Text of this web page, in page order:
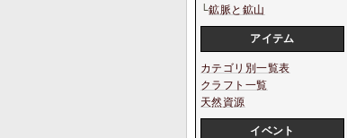
└鉱脈と鉱山
アイテム
カテゴリ別一覧表
クラフト一覧
天然資源
イベント